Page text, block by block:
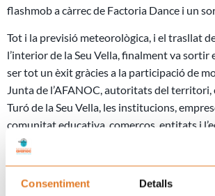
Consentiment Detalls
flashmob a càrrec de Factoria Dance i un
Tot i la previsió meteorològica, i el trasllat
l’interior de la Seu Vella, finalment va sortir
ser tot un èxit gràcies a la participació de
Junta de l’AFANOC, autoritats del territori,
Turó de la Seu Vella, les institucions,
comunitat educativa, comerços, entitats i
voluntariat.
LES FOTOGRAFIES DE